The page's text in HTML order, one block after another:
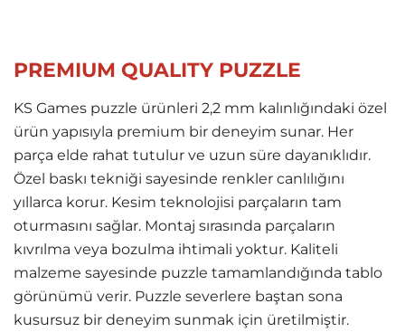
PREMIUM QUALITY PUZZLE
KS Games puzzle ürünleri 2,2 mm kalınlığındaki özel
ürün yapısıyla premium bir deneyim sunar. Her
parça elde rahat tutulur ve uzun süre dayanıklıdır.
Özel baskı tekniği sayesinde renkler canlılığını
yıllarca korur. Kesim teknolojisi parçaların tam
oturmasını sağlar. Montaj sırasında parçaların
kıvrılma veya bozulma ihtimali yoktur. Kaliteli
malzeme sayesinde puzzle tamamlandığında tablo
görünümü verir. Puzzle severlere baştan sona
kusursuz bir deneyim sunmak için üretilmiştir.